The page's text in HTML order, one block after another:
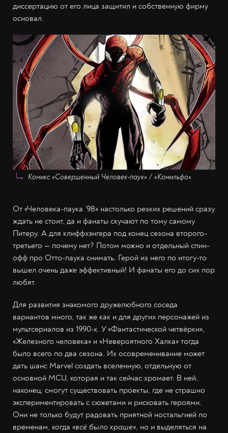
диссертацию от его лица защитил и собственную фирму
основал.
Комикс «Совершенный Человек-паук» / «Комильфо»
От «Человека-паука ’98» настолько резких решений сразу
ждать не стоит, да и фанаты скучают по тому самому
Питеру. А для клиффхэнгера под конец сезона второго-
третьего — почему нет? Потом можно и отдельный спин-
офф про Отто-паука снимать. Герой из него по итогу-то
вышел очень даже эффективный! И фанаты его до сих пор
любят.
Для развития знакомого дружелюбного соседа
вариантов много, так же как и для других персонажей из
мультсериалов из 1990-х. У «Фантастической четвёрки»,
«Железного человека» и «Невероятного Халка» тогда
было всего по два сезона. Их осовременивание может
дать шанс Marvel создать вселенную, отдельную от
основной MCU, которая и так сейчас хромает. В ней,
наконец, смогут существовать проекты, где не страшно
экспериментировать с сюжетами и рисковать героями.
Они не только будут радовать приятной ностальгией по
временам, когда «всё было краше», но и выделяться на